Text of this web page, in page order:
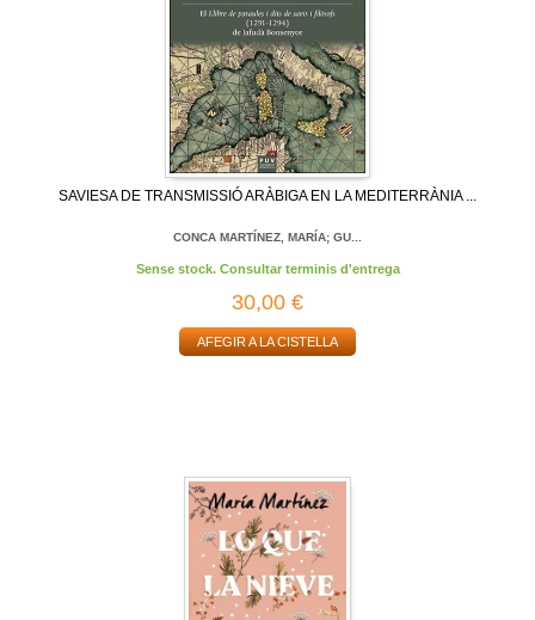
SAVIESA DE TRANSMISSIÓ ARÀBIGA EN LA MEDITERRÀNIA ...
CONCA MARTÍNEZ, MARÍA; GU...
Sense stock. Consultar terminis d'entrega
30,00 €
AFEGIR A LA CISTELLA